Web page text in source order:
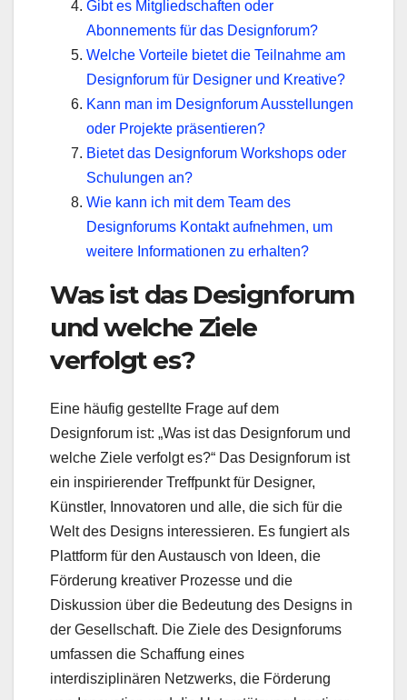
Gibt es Mitgliedschaften oder
Abonnements für das Designforum?
Welche Vorteile bietet die Teilnahme am
Designforum für Designer und Kreative?
Kann man im Designforum Ausstellungen
oder Projekte präsentieren?
Bietet das Designforum Workshops oder
Schulungen an?
Wie kann ich mit dem Team des
Designforums Kontakt aufnehmen, um
weitere Informationen zu erhalten?
Was ist das Designforum
und welche Ziele
verfolgt es?
Eine häufig gestellte Frage auf dem
Designforum ist: „Was ist das Designforum und
welche Ziele verfolgt es?“ Das Designforum ist
ein inspirierender Treffpunkt für Designer,
Künstler, Innovatoren und alle, die sich für die
Welt des Designs interessieren. Es fungiert als
Plattform für den Austausch von Ideen, die
Förderung kreativer Prozesse und die
Diskussion über die Bedeutung des Designs in
der Gesellschaft. Die Ziele des Designforums
umfassen die Schaffung eines
interdisziplinären Netzwerks, die Förderung